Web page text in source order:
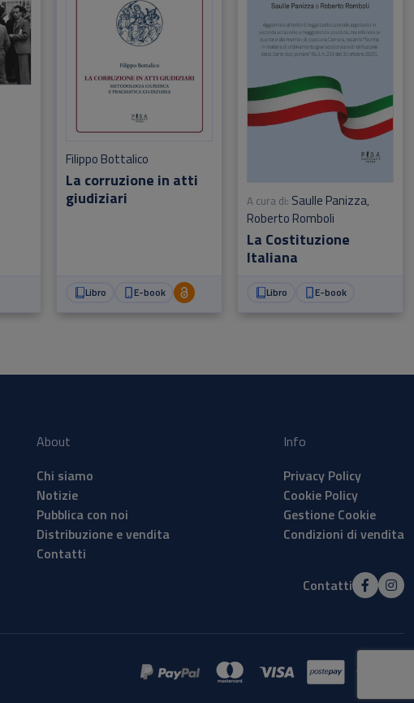
La corruzione in atti
giudiziari
Filippo Bottalico
Libro E-book
La Costituzione
Italiana
A cura di: Saulle Panizza,
Roberto Romboli
Libro E-book
About
Chi siamo
Notizie
Pubblica con noi
Distribuzione e vendita
Contatti
Info
Privacy Policy
Cookie Policy
Gestione Cookie
Condizioni di vendita
Contatti